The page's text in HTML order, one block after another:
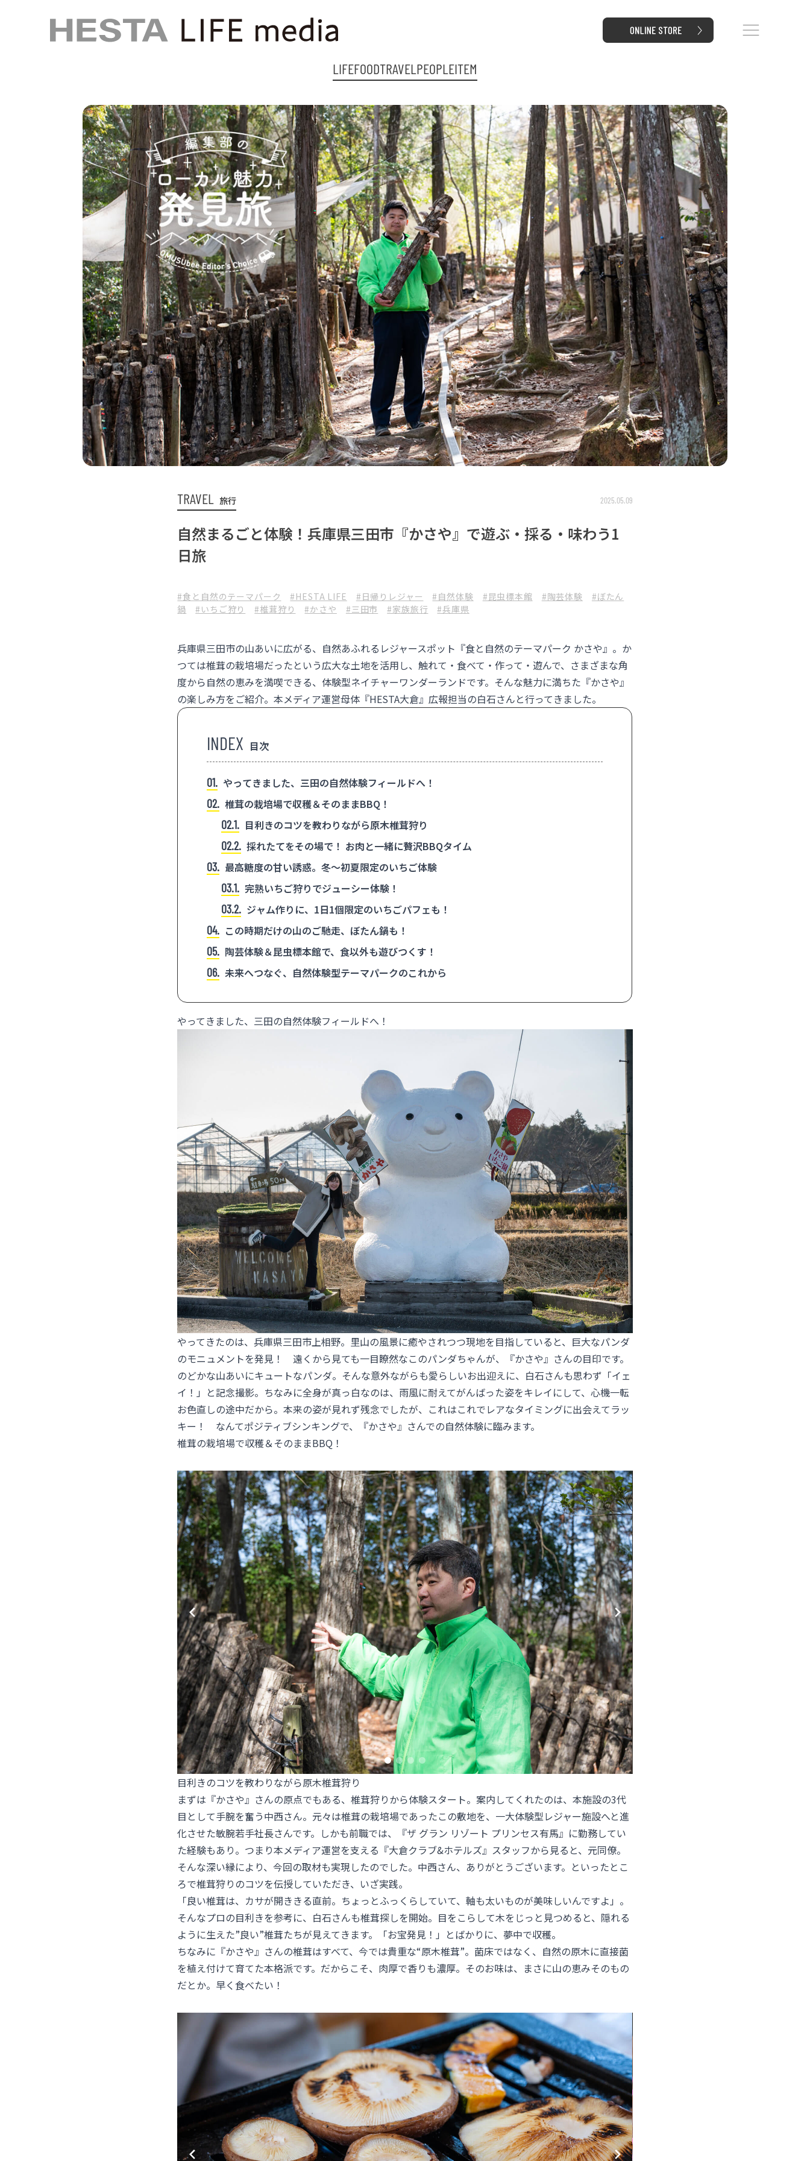
LIFEFOODTRAVELPEOPLEITEM
TRAVEL 旅行 2025.05.09
自然まるごと体験！兵庫県三田市『かさや』で遊ぶ・採る・味わう1
日旅
#食と自然のテーマパーク #HESTA LIFE #日帰りレジャー #自然体験 #昆虫標本館 #陶芸体験
#ぼたん
鍋
#いちご狩り #椎茸狩り #かさや #三田市 #家族旅行 #兵庫県
兵庫県三田市の山あいに広がる、自然あふれるレジャースポット『食と自然のテーマパーク かさや』。か
つては椎茸の栽培場だったという広大な土地を活用し、触れて・食べて・作って・遊んで、さまざまな角
度から自然の恵みを満喫できる、体験型ネイチャーワンダーランドです。そんな魅力に満ちた『かさや』
の楽しみ方をご紹介。本メディア運営母体『HESTA大倉』広報担当の白石さんと行ってきました。
目次
1 やってきました、三田の自然体験フィールドへ！
2 椎茸の栽培場で収穫＆そのままBBQ！
2.1
目利きのコツを教わりながら原木椎茸狩り
2.2 採れたてをその場で！ お肉と一緒に贅沢BBQタイム
3 最高糖度の甘い誘惑。冬〜初夏限定のいちご体験
3.1 完熟いちご狩りでジューシー体験！
3.2 ジャム作りに、1日1個限定のいちごパフェも！
4
この時期だけの山のご馳走、ぼたん鍋も！
5 陶芸体験＆昆虫標本館で、食以外も遊びつくす！
6 未来へつなぐ、自然体験型テーマパークのこれから
やってきました、三田の自然体験フィールドへ！
やってきたのは、兵庫県三田市上相野。里山の風景に癒やされつつ現地を目指していると、巨大なパンダ
のモニュメントを発見！ 遠くから見ても一目瞭然なこのパンダちゃんが、『かさや』さんの目印です。
のどかな山あいにキュートなパンダ。そんな意外ながらも愛らしいお出迎えに、白石さんも思わず「イェ
イ！」と記念撮影。ちなみに全身が真っ白なのは、雨風に耐えてがんばった姿をキレイにして、心機一転
お色直しの途中だから。本来の姿が見れず残念でしたが、これはこれでレアなタイミングに出会えてラッ
キー！ なんてポジティブシンキングで、『かさや』さんでの自然体験に臨みます。
椎茸の栽培場で収穫＆そのままBBQ！
目利きのコツを教わりながら原木椎茸狩り
まずは『かさや』さんの原点でもある、椎茸狩りから体験スタート。案内してくれたのは、本施設の3代
目として手腕を奮う中西さん。元々は椎茸の栽培場であったこの敷地を、一大体験型レジャー施設へと進
化させた敏腕若手社長さんです。しかも前職では、『ザ グラン リゾート プリンセス有馬』に勤務してい
た経験もあり。つまり本メディア運営を支える『大倉クラブ&ホテルズ』スタッフから見ると、元同僚。
そんな深い縁により、今回の取材も実現したのでした。中西さん、ありがとうございます。といったとこ
ろで椎茸狩りのコツを伝授していただき、いざ実践。
「良い椎茸は、カサが開ききる直前。ちょっとふっくらしていて、軸も太いものが美味しいんですよ」。
そんなプロの目利きを参考に、白石さんも椎茸探しを開始。目をこらして木をじっと見つめると、隠れる
ように生えた”良い”椎茸たちが見えてきます。「お宝発見！」とばかりに、夢中で収穫。
ちなみに『かさや』さんの椎茸はすべて、今では貴重な“原木椎茸”。菌床ではなく、自然の原木に直接菌
を植え付けて育てた本格派です。だからこそ、肉厚で香りも濃厚。そのお味は、まさに山の恵みそのもの
だとか。早く食べたい！